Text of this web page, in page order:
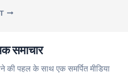
समाचार
की पहल के साथ एक समर्पित मीडिया